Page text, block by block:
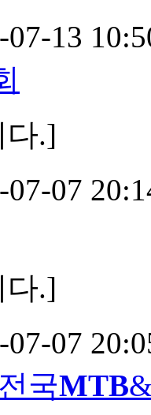
07-13
다.]
07-07
다.]
07-07
국MTB